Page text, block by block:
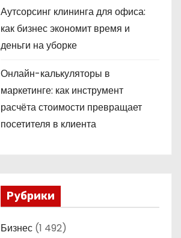
Аутсорсинг клининга для офиса:
как бизнес экономит время и
деньги на уборке
Онлайн-калькуляторы в
маркетинге: как инструмент
расчёта стоимости превращает
посетителя в клиента
Рубрики
Бизнес (1 492)